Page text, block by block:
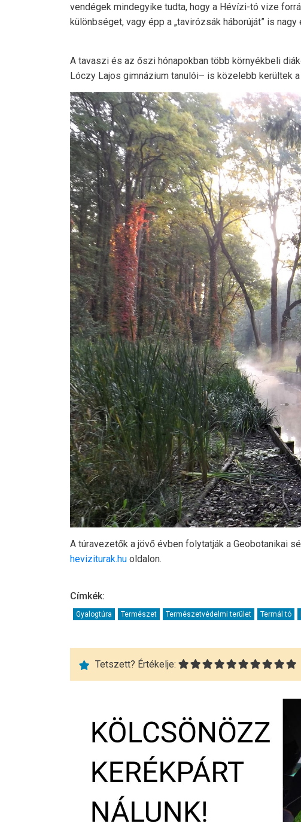
vendégek mindegyike tudta, hogy a Hévízi-tó vize
különbséget, vagy épp a „tavirózsák háborúját” is
A tavaszi és az őszi hónapokban több környékbeli
Lóczy Lajos gimnázium tanulói– is közelebb kerültek
A túravezetők a jövő évben folytatják a Geobotanikai
heviziturak.hu oldalon.
Címkék:
Gyalogtúra Természet Természetvédelmi terület Termál tó
Tetszett? Értékelje: